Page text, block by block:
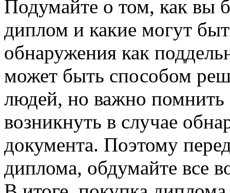
Подумайте о том, как вы
диплом и какие могут
обнаружения как
может быть способом
людей, но важно помнить
возникнуть в случае
документа. Поэтому
диплома, обдумайте все